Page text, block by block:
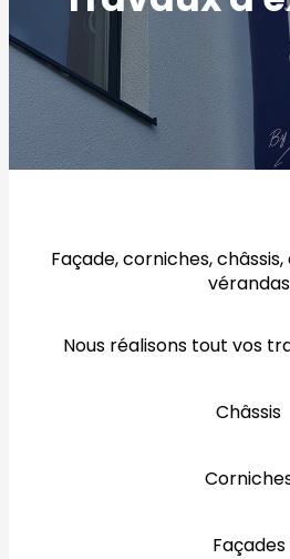
Façade, corniches,
vérandas
Nous réalisons tout vos
Châssis
Façades